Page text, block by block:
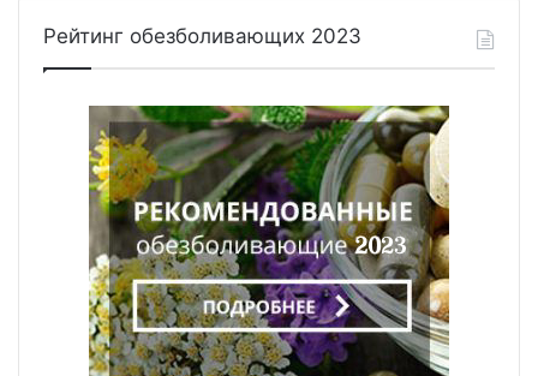
Рейтинг обезболивающих 2023